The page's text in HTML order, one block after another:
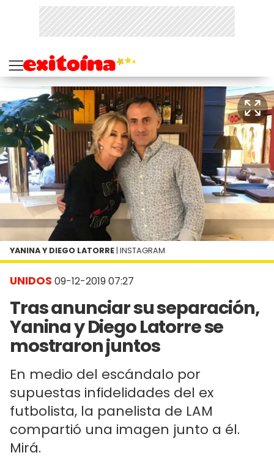
UNIDOS 09-12-2019 07:27
Tras anunciar su separación,
Yanina y Diego Latorre se
mostraron juntos
En medio del escándalo por
supuestas infidelidades del ex
futbolista, la panelista de LAM
compartió una imagen junto a él.
Mirá.
YANINA Y DIEGO LATORRE | INSTAGRAM